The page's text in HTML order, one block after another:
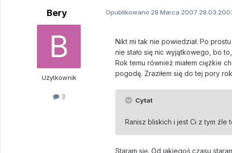
Bery
Użytkownik
3
Opublikowano 28 Marca 2007
Nikt mi tak nie powiedział. Po
nie stało się nic wyjątkowego, bo
Rok temu również miałem ciężkie
pogodę. Zraziłem się do tej pory
Cytat
Ranisz bliskich i jest Ci z tym
Staram się. Od jakiegoś czasu